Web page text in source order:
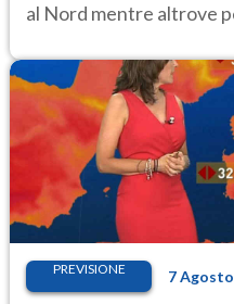
al Nord mentre altrove
PREVISIONE 7